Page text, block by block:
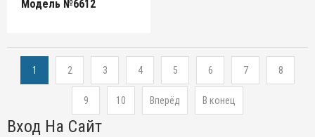
Модель №6612
1 2 3 4 5 6 7 8
9 10 Вперёд В конец
Вход На Сайт